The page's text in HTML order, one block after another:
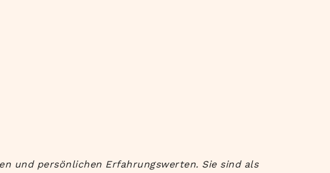
und persönlichen Erfahrungswerten. Sie sind als